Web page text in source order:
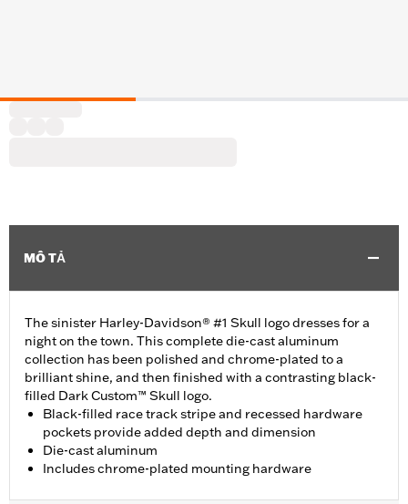
MÔ TẢ
The sinister Harley-Davidson® #1 Skull logo dresses for a
night on the town. This complete die-cast aluminum
collection has been polished and chrome-plated to a
brilliant shine, and then finished with a contrasting black-
filled Dark Custom™ Skull logo.
Black-filled race track stripe and recessed hardware
pockets provide added depth and dimension
Die-cast aluminum
Includes chrome-plated mounting hardware